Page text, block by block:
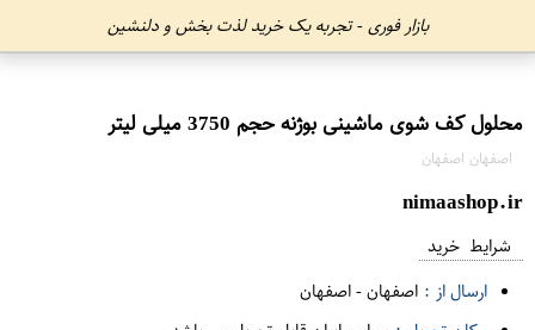
بازار فوری - تجربه یک خرید لذت بخش و دلنشین